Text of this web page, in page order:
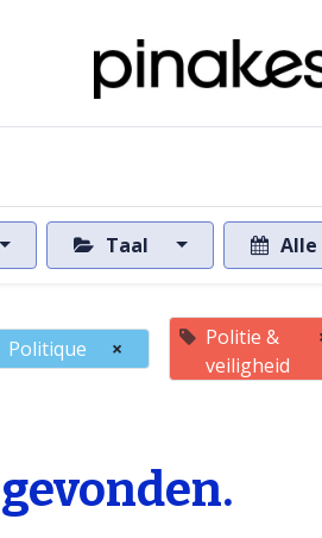
Taal Alle
Politique ×
Politie &
veiligheid